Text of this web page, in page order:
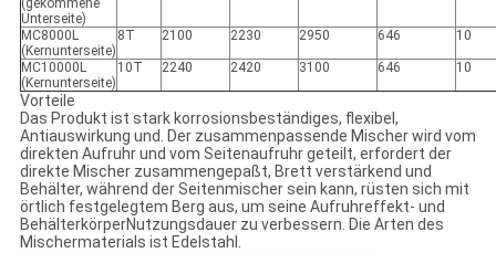
(gekommene
Unterseite)
MC8000L
(Kernunterseite)
8T 2100 2230 2950 646 10
MC10000L
(Kernunterseite)
10T 2240 2420 3100 646 10
Vorteile
Das Produkt ist stark korrosionsbeständiges, flexibel,
Antiauswirkung und. Der zusammenpassende Mischer wird vom
direkten Aufruhr und vom Seitenaufruhr geteilt, erfordert der
direkte Mischer zusammengepaßt, Brett verstärkend und
Behälter, während der Seitenmischer sein kann, rüsten sich mit
örtlich festgelegtem Berg aus, um seine Aufruhreffekt- und
BehälterkörperNutzungsdauer zu verbessern. Die Arten des
Mischermaterials ist Edelstahl.